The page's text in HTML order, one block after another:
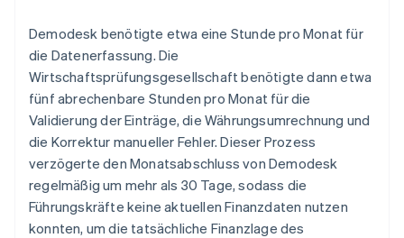
Demodesk benötigte etwa eine Stunde pro Monat für
die Datenerfassung. Die
Wirtschaftsprüfungsgesellschaft benötigte dann etwa
fünf abrechenbare Stunden pro Monat für die
Validierung der Einträge, die Währungsumrechnung und
die Korrektur manueller Fehler. Dieser Prozess
verzögerte den Monatsabschluss von Demodesk
regelmäßig um mehr als 30 Tage, sodass die
Führungskräfte keine aktuellen Finanzdaten nutzen
konnten, um die tatsächliche Finanzlage des